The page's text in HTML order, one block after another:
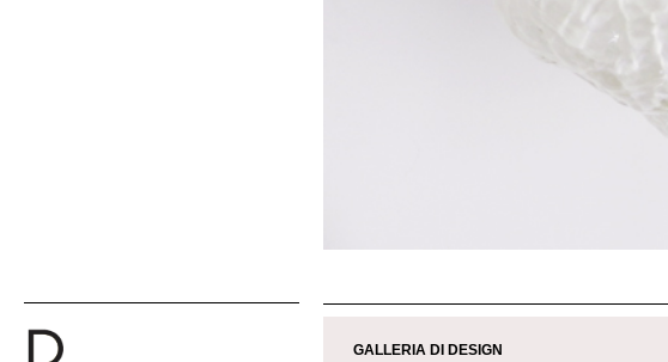
GALLERIA DI DESIGN